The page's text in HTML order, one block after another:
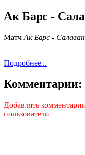
Ак Барс -
Матч Ак Барс -
Подробнее...
Комментарии:
Добавлять
пользователи.